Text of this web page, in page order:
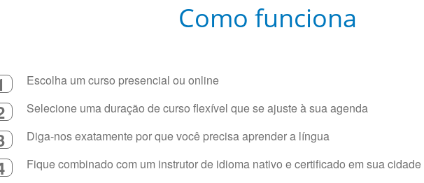
Como funciona
Escolha um curso presencial ou online
Selecione uma duração de curso flexível que se ajuste à sua agenda
Diga-nos exatamente por que você precisa aprender a língua
Fique combinado com um instrutor de idioma nativo e certificado em sua